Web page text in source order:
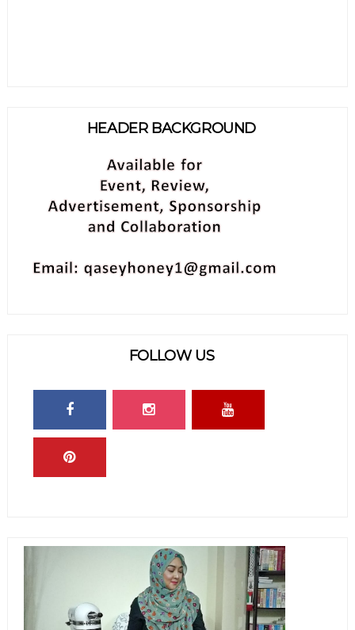
HEADER BACKGROUND
FOLLOW US